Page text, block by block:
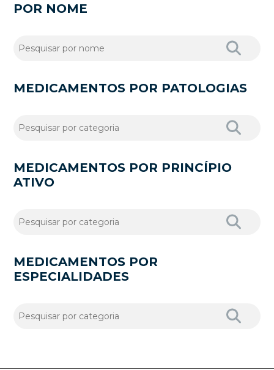
POR NOME
MEDICAMENTOS POR PATOLOGIAS
MEDICAMENTOS POR PRINCÍPIO
ATIVO
MEDICAMENTOS POR
ESPECIALIDADES